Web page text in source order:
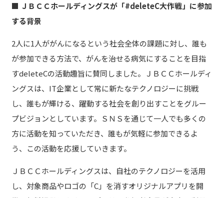
■ ＪＢＣＣホールディングスが「#deleteC大作戦」に参加
する背景
2人に1人ががんになるという社会全体の課題に対し、誰も
が参加できる方法で、がんを治せる病気にすることを目指
すdeleteCの活動趣旨に賛同しました。ＪＢＣＣホールディ
ングスは、IT企業として常に新たなテクノロジーに挑戦
し、誰もが輝ける、躍動する社会を創り出すことをグルー
プビジョンとしています。ＳＮＳを通じて一人でも多くの
方に活動を知っていただき、誰もが気軽に参加できるよ
う、この活動を応援していきます。
ＪＢＣＣホールディングスは、自社のテクノロジーを活用
し、対象商品やロゴの「C」を消すオリジナルアプリを開